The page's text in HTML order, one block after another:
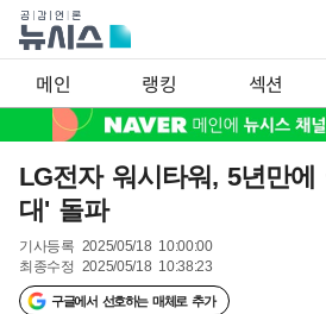
메인 랭킹 섹션
LG전자 워시타워, 5년만
대' 돌파
기사등록 2025/05/18 10:00:00
최종수정 2025/05/18 10:38:23
구글에서 선호하는 매체로 추가